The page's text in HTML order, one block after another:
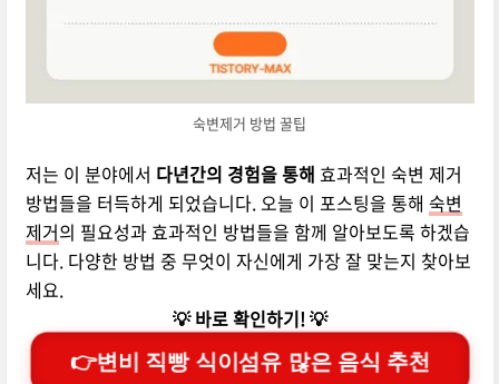
숙변제거 방법 꿀팁
저는 이 분야에서 다년간의 경험을 통해 효과적인 숙변 제거
방법들을 터득하게 되었습니다. 오늘 이 포스팅을 통해 숙변
제거의 필요성과 효과적인 방법들을 함께 알아보도록 하겠습
니다. 다양한 방법 중 무엇이 자신에게 가장 잘 맞는지 찾아보
세요.
💡 바로 확인하기! 💡
👉변비 직빵 식이섬유 많은 음식 추천